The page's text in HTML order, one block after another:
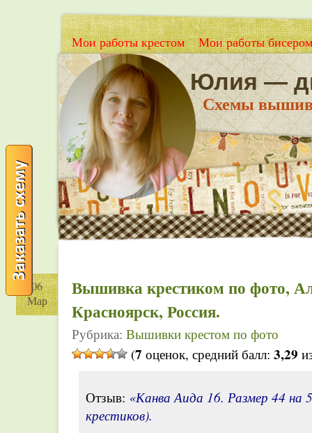
Мои работы крестом Мои работы бисером
Юлия —
Схемы
06
Мар
Вышивка крестиком по фото,
Красноярск, Россия.
Рубрика: Вышивки крестом по фото
(7 оценок, средний балл: 3,29
Отзыв: «Канва Аида 16. Размер 44 на
крестиков).